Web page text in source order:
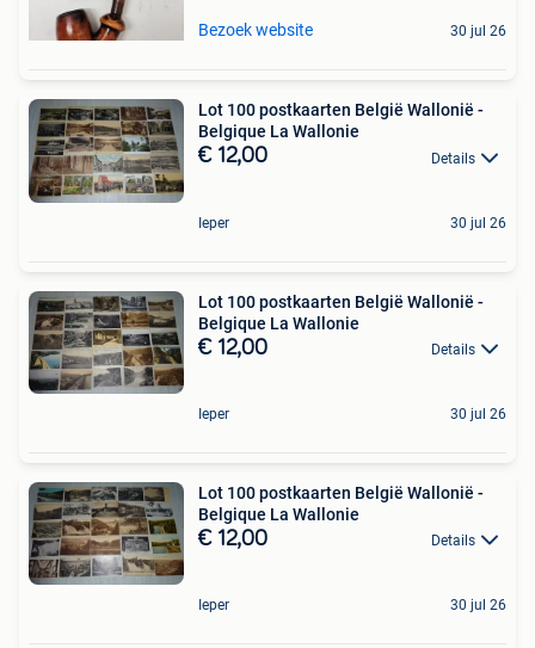
Bezoek website 30 jul 26
Lot 100 postkaarten België Wallonië -
Belgique La Wallonie
€ 12,00 Details
Ieper 30 jul 26
Lot 100 postkaarten België Wallonië -
Belgique La Wallonie
€ 12,00 Details
Ieper 30 jul 26
Lot 100 postkaarten België Wallonië -
Belgique La Wallonie
€ 12,00 Details
Ieper 30 jul 26